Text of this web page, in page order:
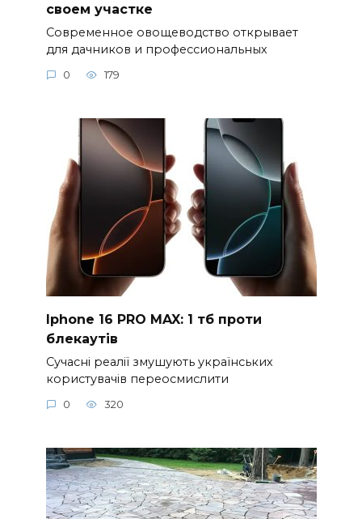
своем участке
Современное овощеводство открывает
для дачников и профессиональных
0 179
Iphone 16 PRO MAX: 1 тб проти
блекаутів
Сучасні реалії змушують українських
користувачів переосмислити
0 320